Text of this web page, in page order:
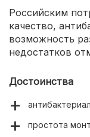
Российским
качество,
возможность
недостатков
Достоинства
простота